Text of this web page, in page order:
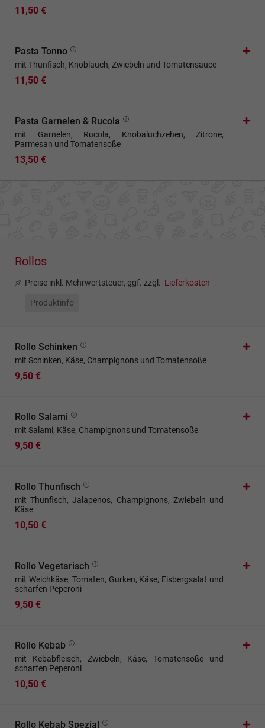
11,50 €
Pasta Tonno
mit Thunfisch, Knoblauch, Zwiebeln und Tomatensauce
11,50 €
Pasta Garnelen & Rucola
mit Garnelen, Rucola, Knobaluchzehen, Zitrone,
Parmesan und Tomatensoße
13,50 €
Rollos
Preise inkl. Mehrwertsteuer, ggf. zzgl. Lieferkosten
Produktinfo
Rollo Schinken
mit Schinken, Käse, Champignons und Tomatensoße
9,50 €
Rollo Salami
mit Salami, Käse, Champignons und Tomatensoße
9,50 €
Rollo Thunfisch
mit Thunfisch, Jalapenos, Champignons, Zwiebeln und
Käse
10,50 €
Rollo Vegetarisch
mit Weichkäse, Tomaten, Gurken, Käse, Eisbergsalat und
scharfen Peperoni
9,50 €
Rollo Kebab
mit Kebabfleisch, Zwiebeln, Käse, Tomatensoße und
scharfen Peperoni
10,50 €
Rollo Kebab Spezial